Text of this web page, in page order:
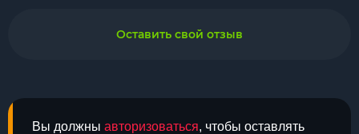
Вы должны авторизоваться, чтобы оставлять
Оставить свой отзыв